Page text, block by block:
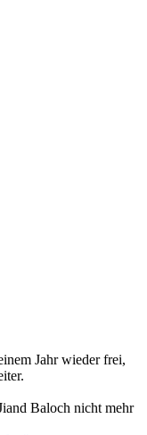
Jahr wieder frei,
Baloch nicht mehr